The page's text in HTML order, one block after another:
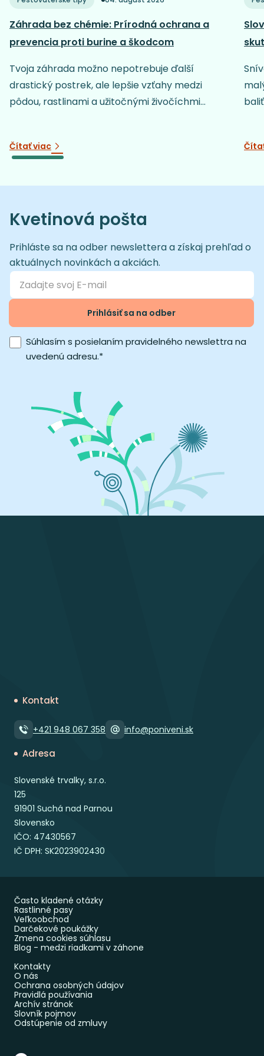
Záhrada bez chémie: Prírodná ochrana a
prevencia proti burine a škodcom
Tvoja záhrada možno nepotrebuje ďalší
drastický postrek, ale lepšie vzťahy medzi
pôdou, rastlinami a užitočnými živočíchmi...
Čítať viac
Kvetinová pošta
Prihláste sa na odber newslettera a získaj prehľad o
aktuálnych novinkách a akciách.
Prihlásiť sa na odber
Súhlasím s posielaním pravidelného newslettra na
uvedenú adresu.*
Kontakt
+421 948 067 358 info@poniveni.sk
Adresa
Slovenské trvalky, s.r.o.
125
91901 Suchá nad Parnou
Slovensko
IČO: 47430567
IČ DPH: SK2023902430
Často kladené otázky
Rastlinné pasy
Veľkoobchod
Darčekové poukážky
Zmena cookies súhlasu
Blog - medzi riadkami v záhone
Kontakty
O nás
Ochrana osobných údajov
Pravidlá používania
Archív stránok
Slovník pojmov
Odstúpenie od zmluvy